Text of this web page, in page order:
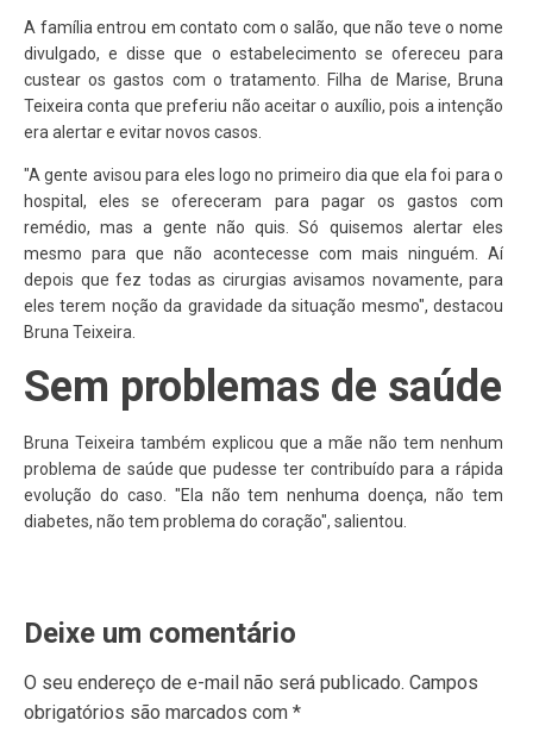
A família entrou em contato com o salão, que não teve o nome
divulgado, e disse que o estabelecimento se ofereceu para
custear os gastos com o tratamento. Filha de Marise, Bruna
Teixeira conta que preferiu não aceitar o auxílio, pois a intenção
era alertar e evitar novos casos.
"A gente avisou para eles logo no primeiro dia que ela foi para o
hospital, eles se ofereceram para pagar os gastos com
remédio, mas a gente não quis. Só quisemos alertar eles
mesmo para que não acontecesse com mais ninguém. Aí
depois que fez todas as cirurgias avisamos novamente, para
eles terem noção da gravidade da situação mesmo", destacou
Bruna Teixeira.
Sem problemas de saúde
Bruna Teixeira também explicou que a mãe não tem nenhum
problema de saúde que pudesse ter contribuído para a rápida
evolução do caso. "Ela não tem nenhuma doença, não tem
diabetes, não tem problema do coração", salientou.
Deixe um comentário
O seu endereço de e-mail não será publicado. Campos
obrigatórios são marcados com *